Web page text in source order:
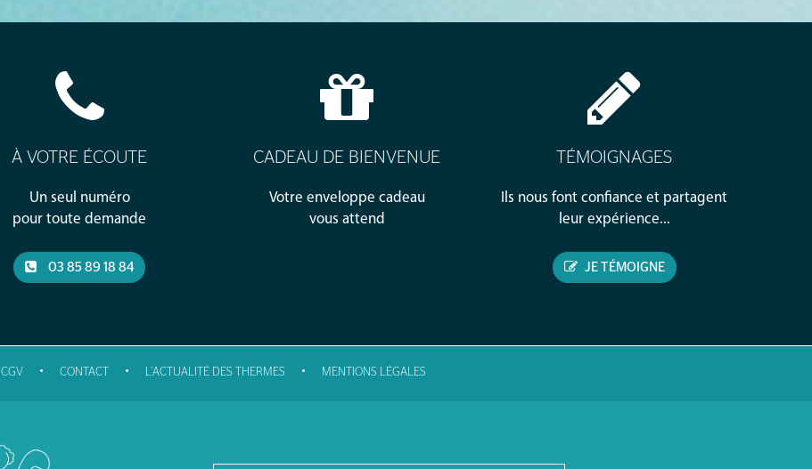
À VOTRE ÉCOUTE
Un seul numéro
pour toute demande
03 85 89 18 84
CADEAU DE BIENVENUE
Votre enveloppe cadeau
vous attend
TÉMOIGNAGES
Ils nous font confiance et partagent
leur expérience...
JE TÉMOIGNE
CGV • CONTACT • L'ACTUALITÉ DES THERMES • MENTIONS LÉGALES